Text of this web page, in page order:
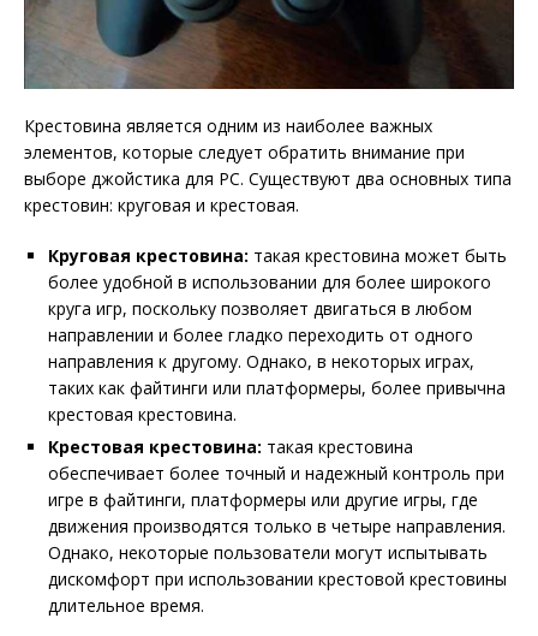
Крестовина является одним из наиболее важных
элементов, которые следует обратить внимание при
выборе джойстика для PC. Существуют два основных типа
крестовин: круговая и крестовая.
Круговая крестовина: такая крестовина может быть
более удобной в использовании для более широкого
круга игр, поскольку позволяет двигаться в любом
направлении и более гладко переходить от одного
направления к другому. Однако, в некоторых играх,
таких как файтинги или платформеры, более привычна
крестовая крестовина.
Крестовая крестовина: такая крестовина
обеспечивает более точный и надежный контроль при
игре в файтинги, платформеры или другие игры, где
движения производятся только в четыре направления.
Однако, некоторые пользователи могут испытывать
дискомфорт при использовании крестовой крестовины
длительное время.